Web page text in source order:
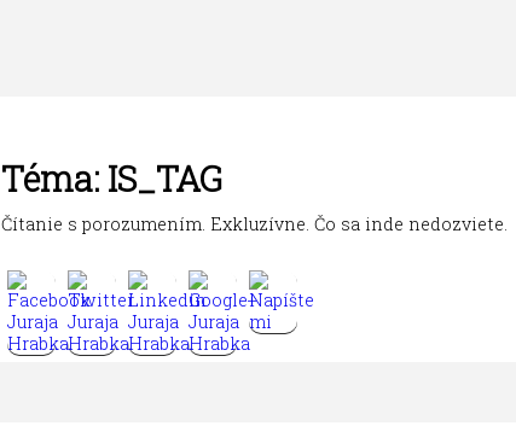
Téma: IS_TAG
Čítanie s porozumením. Exkluzívne. Čo sa inde nedozviete.